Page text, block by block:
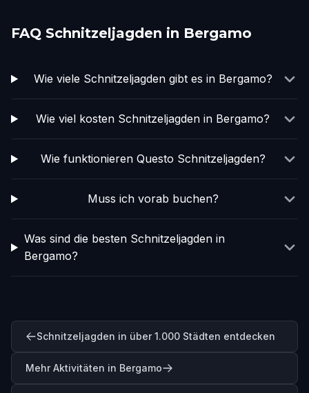
FAQ Schnitzeljagden in Bergamo
Wie viele Schnitzeljagden gibt es in Bergamo?
Wie viel kosten Schnitzeljagden in Bergamo?
Wie funktionieren Questo Schnitzeljagden?
Muss ich vorab buchen?
Was sind die besten Schnitzeljagden in
Bergamo?
Schnitzeljagden in über 1.000 Städten entdecken
Mehr Aktivitäten in Bergamo